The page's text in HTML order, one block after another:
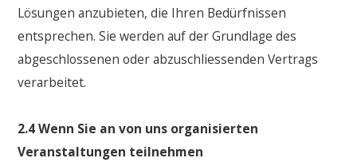
Lösungen anzubieten, die Ihren Bedürfnissen
entsprechen. Sie werden auf der Grundlage des
abgeschlossenen oder abzuschliessenden Vertrags
verarbeitet.
2.4 Wenn Sie an von uns organisierten
Veranstaltungen teilnehmen